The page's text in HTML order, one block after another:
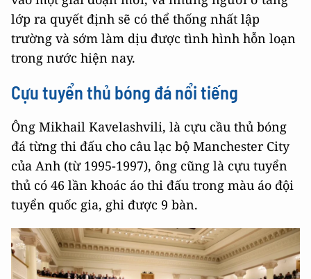
lớp ra quyết định sẽ có thể thống nhất lập
trường và sớm làm dịu được tình hình hỗn loạn
trong nước hiện nay.
Cựu tuyển thủ bóng đá nổi tiếng
Ông Mikhail Kavelashvili, là cựu cầu thủ bóng
đá từng thi đấu cho câu lạc bộ Manchester City
của Anh (từ 1995-1997), ông cũng là cựu tuyển
thủ có 46 lần khoác áo thi đấu trong màu áo đội
tuyển quốc gia, ghi được 9 bàn.